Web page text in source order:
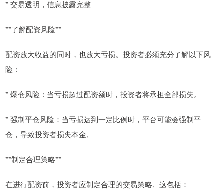
* 交易透明，信息披露完整
**了解配资风险**
配资放大收益的同时，也放大亏损。投资者必须充分了解以下风
险：
* 爆仓风险：当亏损超过配资额时，投资者将承担全部损失。
* 强制平仓风险：当亏损达到一定比例时，平台可能会强制平
仓，导致投资者损失本金。
**制定合理策略**
在进行配资前，投资者应制定合理的交易策略。这包括：